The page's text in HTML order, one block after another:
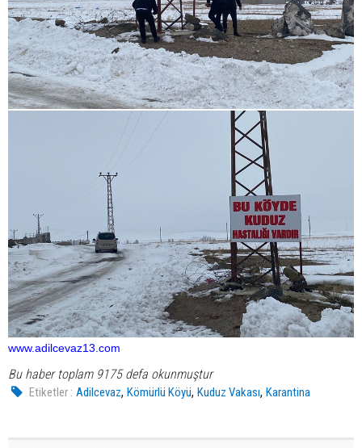
www.adilcevaz13.com
Bu haber toplam 9175 defa okunmuştur
Etiketler : Adilcevaz,Kömürlü Köyü,Kuduz Vakası,Karantina